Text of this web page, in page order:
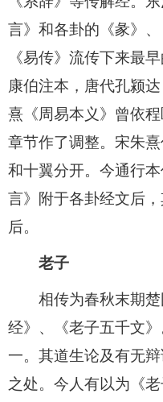
言》和各卦的《彖》、
《易传》流传下来最
康伯注本，唐代孔颍
熹《周易本义》曾依
章节作了调整。宋朱
和十翼分开。今通行
言》附于各卦经文后
后。
老子
相传为春秋末期楚
经》、《老子五千文
一。其道生论及有无
之处。今人有以为《